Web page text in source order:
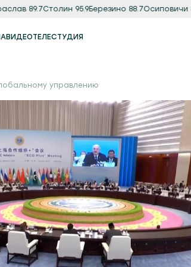
89.7Столин 95.9Березино 88.7Осиповичи 89.9
ВИДЕОТЕЛЕСТУДИЯ
управлению